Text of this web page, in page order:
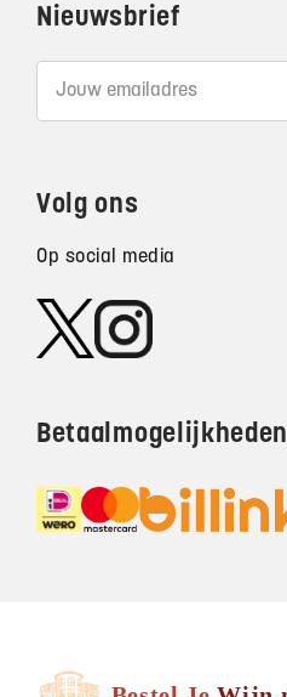
Nieuwsbrief
Volg ons
Op social media
Betaalmogelijkheden